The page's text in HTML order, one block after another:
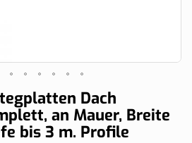
Dach
an Mauer, Breite
bis 3 m. Profile